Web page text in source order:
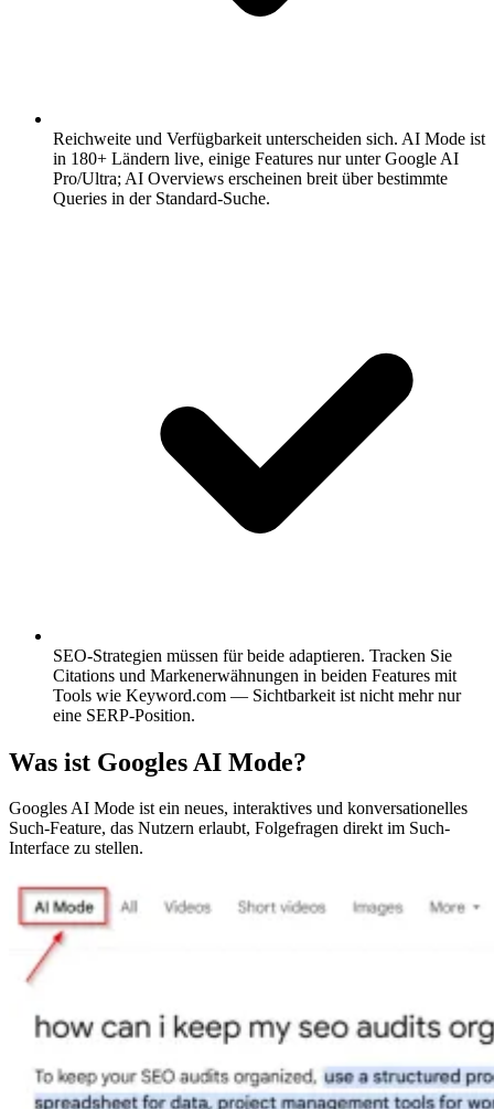
Reichweite und Verfügbarkeit unterscheiden sich. AI Mode ist
in 180+ Ländern live, einige Features nur unter Google AI
Pro/Ultra; AI Overviews erscheinen breit über bestimmte
Queries in der Standard-Suche.
SEO-Strategien müssen für beide adaptieren. Tracken Sie
Citations und Markenerwähnungen in beiden Features mit
Tools wie Keyword.com — Sichtbarkeit ist nicht mehr nur
eine SERP-Position.
Was ist Googles AI Mode?
Googles AI Mode ist ein neues, interaktives und konversationelles
Such-Feature, das Nutzern erlaubt, Folgefragen direkt im Such-
Interface zu stellen.